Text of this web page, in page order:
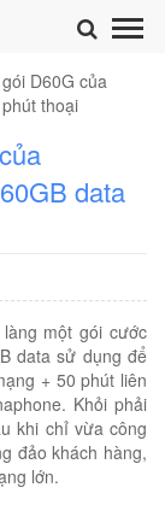
D60G của
thoại
data
một gói cước
data sử dụng để
+ 50 phút liên
Khỏi phải
khi chỉ vừa công
đảo khách hàng,
lớn.